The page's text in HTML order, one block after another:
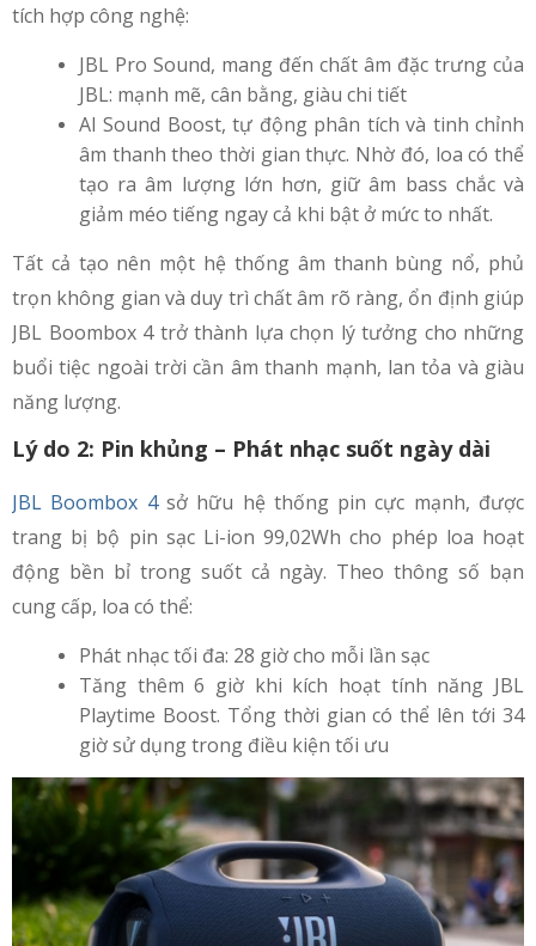
tích hợp công nghệ:
JBL Pro Sound, mang đến chất âm đặc trưng của
JBL: mạnh mẽ, cân bằng, giàu chi tiết
AI Sound Boost, tự động phân tích và tinh chỉnh
âm thanh theo thời gian thực. Nhờ đó, loa có thể
tạo ra âm lượng lớn hơn, giữ âm bass chắc và
giảm méo tiếng ngay cả khi bật ở mức to nhất.
Tất cả tạo nên một hệ thống âm thanh bùng nổ, phủ
trọn không gian và duy trì chất âm rõ ràng, ổn định giúp
JBL Boombox 4 trở thành lựa chọn lý tưởng cho những
buổi tiệc ngoài trời cần âm thanh mạnh, lan tỏa và giàu
năng lượng.
Lý do 2: Pin khủng – Phát nhạc suốt ngày dài
JBL Boombox 4sở hữu hệ thống pin cực mạnh, được
trang bị bộ pin sạc Li-ion 99,02Wh cho phép loa hoạt
động bền bỉ trong suốt cả ngày. Theo thông số bạn
cung cấp, loa có thể:
Phát nhạc tối đa: 28 giờ cho mỗi lần sạc
Tăng thêm 6 giờ khi kích hoạt tính năng JBL
Playtime Boost. Tổng thời gian có thể lên tới 34
giờ sử dụng trong điều kiện tối ưu